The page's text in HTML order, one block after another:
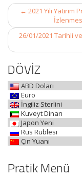
Post
navigation
← 2021 Yılı
26/01/2021 Tarihli
DÖVİZ
ABD Doları
Euro
İngiliz Sterlini
Kuveyt Dinarı
Japon Yeni
Rus Rublesi
Çin Yuanı
Pratik Menü